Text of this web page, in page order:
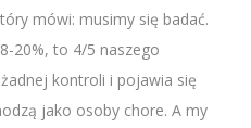
mówi: musimy się badać.
20%, to 4/5 naszego
kontroli i pojawia się
jako osoby chore. A my